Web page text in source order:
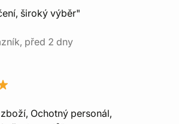
široký výběr"
před 2 dny
Ochotný personál,